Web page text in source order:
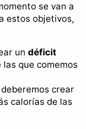
se van a
estos objetivos,
un déficit
que comemos
crear
calorías de las